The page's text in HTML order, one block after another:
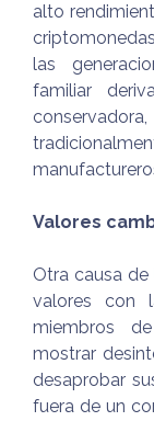
alto
las
familiar
Valores
Otra causa
valores con
miembros
mostrar
desaprobar
fuera de un